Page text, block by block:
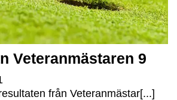
Veteranmästaren 9
från Veteranmästar[...]